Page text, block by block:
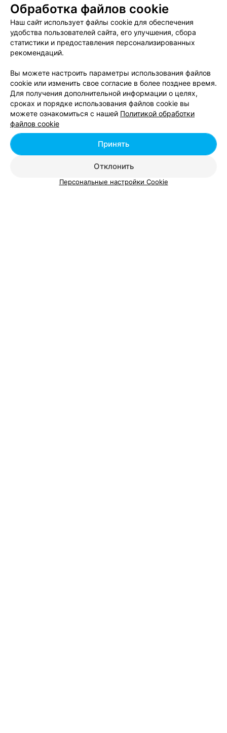
Витебск, ул. Чкалова, 11/1 до 18:00
ФОТО НА ДОКУМЕНТЫ
Cheese Photo
Все адреса
Ещё 1 адрес
ПОЛИГРАФИЯ
Плюс Копи-Центр
Витебск, пр-т Строителей, 2 Выходной
Обработка файлов cookie
Наш сайт использует файлы cookie для обеспечения
удобства пользователей сайта, его улучшения, сбора
статистики и предоставления персонализированных
рекомендаций.
Вы можете настроить параметры использования файлов
cookie или изменить свое согласие в более позднее время.
Для получения дополнительной информации о целях,
сроках и порядке использования файлов cookie вы
можете ознакомиться с нашей Политикой обработки
файлов cookie
Отклонить
Принять
Персональные настройки Cookie